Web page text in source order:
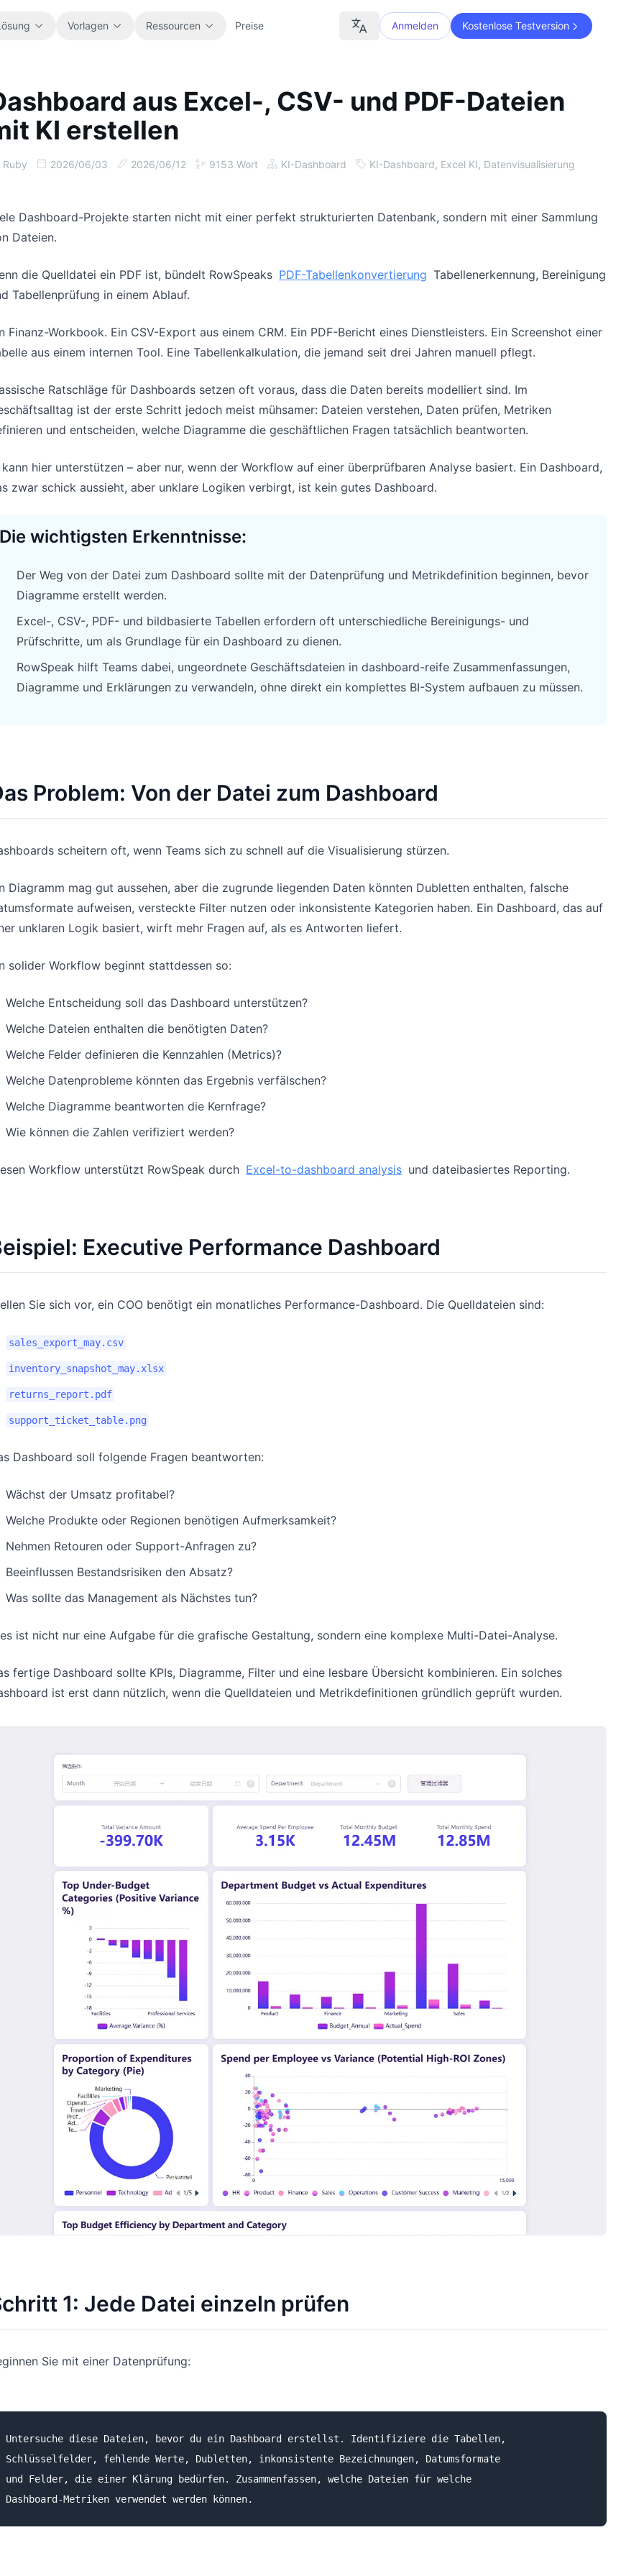
Vorlagen
Alle
Alle sofort einsatzbereiten
Tabellenvorlagen durchsuchen.
Finanzen
Betrieb
Ausführung verfolgen.
Pipelines, Ziele, Forecasts und Umsatz
nachverfolgen.
Projekt
Meilensteine, Verantwortliche,
Lieferung und Status verwalten.
Analysen
wiederkehrende Business-Insights.
Ressourcen
Blog
Produktneuigkeiten, Beispiele und
Workflow-Ideen.
Leitfäden
Einrichtung und Referenzen.
Nützliche Prompts für Analyse,
Reporting und Bereinigung.
Community
Diskutieren, Fragen stellen und von
Schnellstart
Teams.
Preise Anmelden Kostenlose Testversion
aus Excel-, CSV- und PDF-Dateien
KI erstellen
Ruby 2026/06/03 2026/06/12 9153 Wort KI-Dashboard KI-Dashboard, Excel KI, Datenvisualisierung
Dashboard-Projekte starten nicht mit einer perfekt strukturierten Datenbank, sondern mit einer Sammlung
Dateien.
die Quelldatei ein PDF ist, bündelt RowSpeaks PDF-Tabellenkonvertierung Tabellenerkennung, Bereinigung
Tabellenprüfung in einem Ablauf.
Finanz-Workbook. Ein CSV-Export aus einem CRM. Ein PDF-Bericht eines Dienstleisters. Ein Screenshot einer
aus einem internen Tool. Eine Tabellenkalkulation, die jemand seit drei Jahren manuell pflegt.
Ratschläge für Dashboards setzen oft voraus, dass die Daten bereits modelliert sind. Im
ist der erste Schritt jedoch meist mühsamer: Dateien verstehen, Daten prüfen, Metriken
und entscheiden, welche Diagramme die geschäftlichen Fragen tatsächlich beantworten.
kann hier unterstützen – aber nur, wenn der Workflow auf einer überprüfbaren Analyse basiert. Ein Dashboard,
zwar schick aussieht, aber unklare Logiken verbirgt, ist kein gutes Dashboard.
Die wichtigsten Erkenntnisse:
Der Weg von der Datei zum Dashboard sollte mit der Datenprüfung und Metrikdefinition beginnen, bevor
Diagramme erstellt werden.
Excel-, CSV-, PDF- und bildbasierte Tabellen erfordern oft unterschiedliche Bereinigungs- und
Prüfschritte, um als Grundlage für ein Dashboard zu dienen.
RowSpeak hilft Teams dabei, ungeordnete Geschäftsdateien in dashboard-reife Zusammenfassungen,
Diagramme und Erklärungen zu verwandeln, ohne direkt ein komplettes BI-System aufbauen zu müssen.
Problem: Von der Datei zum Dashboard
scheitern oft, wenn Teams sich zu schnell auf die Visualisierung stürzen.
Diagramm mag gut aussehen, aber die zugrunde liegenden Daten könnten Dubletten enthalten, falsche
aufweisen, versteckte Filter nutzen oder inkonsistente Kategorien haben. Ein Dashboard, das auf
unklaren Logik basiert, wirft mehr Fragen auf, als es Antworten liefert.
solider Workflow beginnt stattdessen so:
Welche Entscheidung soll das Dashboard unterstützen?
Welche Dateien enthalten die benötigten Daten?
Welche Felder definieren die Kennzahlen (Metrics)?
Welche Datenprobleme könnten das Ergebnis verfälschen?
Welche Diagramme beantworten die Kernfrage?
Wie können die Zahlen verifiziert werden?
Workflow unterstützt RowSpeak durch Excel-to-dashboard analysis und dateibasiertes Reporting.
Executive Performance Dashboard
Sie sich vor, ein COO benötigt ein monatliches Performance-Dashboard. Die Quelldateien sind:
sales_export_may.csv
inventory_snapshot_may.xlsx
returns_report.pdf
support_ticket_table.png
Dashboard soll folgende Fragen beantworten:
Wächst der Umsatz profitabel?
Welche Produkte oder Regionen benötigen Aufmerksamkeit?
Nehmen Retouren oder Support-Anfragen zu?
Beeinflussen Bestandsrisiken den Absatz?
Was sollte das Management als Nächstes tun?
ist nicht nur eine Aufgabe für die grafische Gestaltung, sondern eine komplexe Multi-Datei-Analyse.
fertige Dashboard sollte KPIs, Diagramme, Filter und eine lesbare Übersicht kombinieren. Ein solches
ist erst dann nützlich, wenn die Quelldateien und Metrikdefinitionen gründlich geprüft wurden.
1: Jede Datei einzeln prüfen
Sie mit einer Datenprüfung:
Untersuche diese Dateien, bevor du ein Dashboard erstellst. Identifiziere die Tabellen,
Schlüsselfelder, fehlende Werte, Dubletten, inkonsistente Bezeichnungen, Datumsformate
und Felder, die einer Klärung bedürfen. Zusammenfassen, welche Dateien für welche